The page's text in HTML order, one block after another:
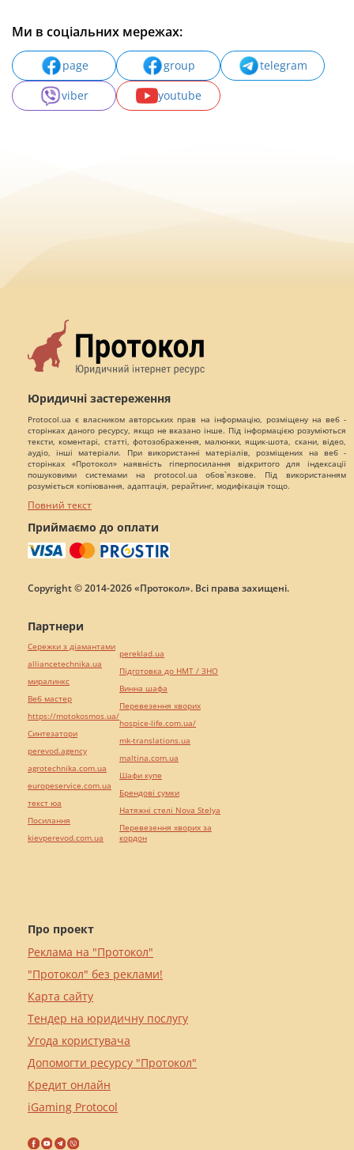
Ми в соціальних мережах:
page group
telegram
viber
youtube
Юридичні застереження
Protocol.ua є власником авторських прав на інформацію, розміщену на веб -
сторінках даного ресурсу, якщо не вказано інше. Під інформацією розуміються
тексти, коментарі, статті, фотозображення, малюнки, ящик-шота, скани, відео,
аудіо, інші матеріали. При використанні матеріалів, розміщених на веб -
сторінках «Протокол» наявність гіперпосилання відкритого для індексації
пошуковими системами на protocol.ua обов`язкове. Під використанням
розуміється копіювання, адаптація, рерайтинг, модифікація тощо.
Повний текст
Приймаємо до оплати
Copyright © 2014-2026 «Протокол». Всі права захищені.
Про проект
Реклама на "Протокол"
"Протокол" без реклами!
Карта сайту
Тендер на юридичну послугу
Угода користувача
Допомогти ресурсу "Протокол"
Кредит онлайн
iGaming Protocol
Партнери
Сережки з діамантами
alliancetechnika.ua
миралинкс
Веб мастер
https://motokosmos.ua/
Синтезатори
perevod.agency
agrotechnika.com.ua
europeservice.com.ua
текст юа
Посилання
kievperevod.com.ua
pereklad.ua
Підготовка до НМТ / ЗНО
Винна шафа
Перевезення хворих
hospice-life.com.ua/
mk-translations.ua
maltina.com.ua
Шафи купе
Брендові сумки
Натяжні стелі Nova Stelya
Перевезення хворих за
кордон